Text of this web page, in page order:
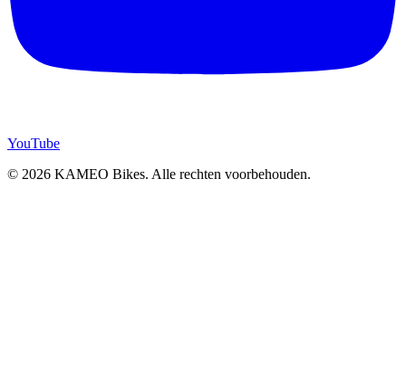
YouTube
© 2026 KAMEO Bikes. Alle rechten voorbehouden.